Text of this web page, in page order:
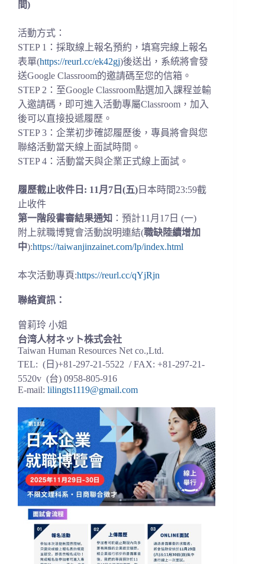
間)
活動方式：
STEP 1：採取線上報名預約，填寫完線上報名
表單(https://reurl.cc/ek42gj)後送出，系統將會發
送Google Classroom的邀請碼至您的信箱。
STEP 2：至Google Classroom點選加入課程並輸
入邀請碼，即可進入活動專屬Classroom，加入
後可以直接投遞履歷。
STEP 3：企業初步確認履歷後，專員將會與您
聯絡活動當天線上面試時間。
STEP 4：活動當天與企業正式線上面試。
履歷截止收件日: 11月7日 (五) 日本時間23:59截
止收件
第一階段書審結果通知 ：預計11月17日 (一)
附上就職博覽會活動說明連結(職缺陸續增加
中):https://taiwanjinzainet.com/lp/index.html
本次活動專頁:https://reurl.cc/qYjRjn
聯絡資訊：
曾莉玲 小姐
台湾人材ネット株式会社
Taiwan Human Resources Net co.,Ltd.
TEL: (日)+81-297-21-5522 / FAX: +81-297-21-
5520v (台) 0958-805-916
E-mail: lilingts1119@gmail.com